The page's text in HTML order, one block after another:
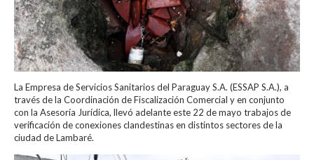
La Empresa de Servicios Sanitarios del Paraguay S.A. (ESSAP S.A.), a
través de la Coordinación de Fiscalización Comercial y en conjunto
con la Asesoría Jurídica, llevó adelante este 22 de mayo trabajos de
verificación de conexiones clandestinas en distintos sectores de la
ciudad de Lambaré.